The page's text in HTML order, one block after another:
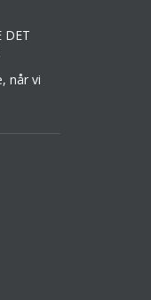
DET
når vi